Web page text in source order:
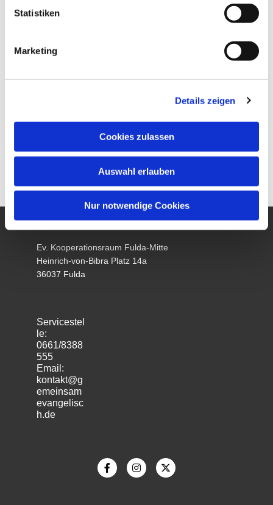
Statistiken
Marketing
Details zeigen
Cookies zulassen
Auswahl erlauben
Nur notwendige Cookies
Ev. Kooperationsraum Fulda-Mitte
Heinrich-von-Bibra Platz 14a
36037 Fulda
Servicestel
le:
0661/8388
555
Email:
kontakt@g
emeinsam
evangelisc
h.de